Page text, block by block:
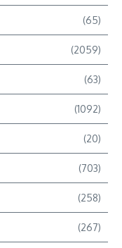
(65)
(2059)
(63)
(1092)
(20)
(703)
(258)
(267)